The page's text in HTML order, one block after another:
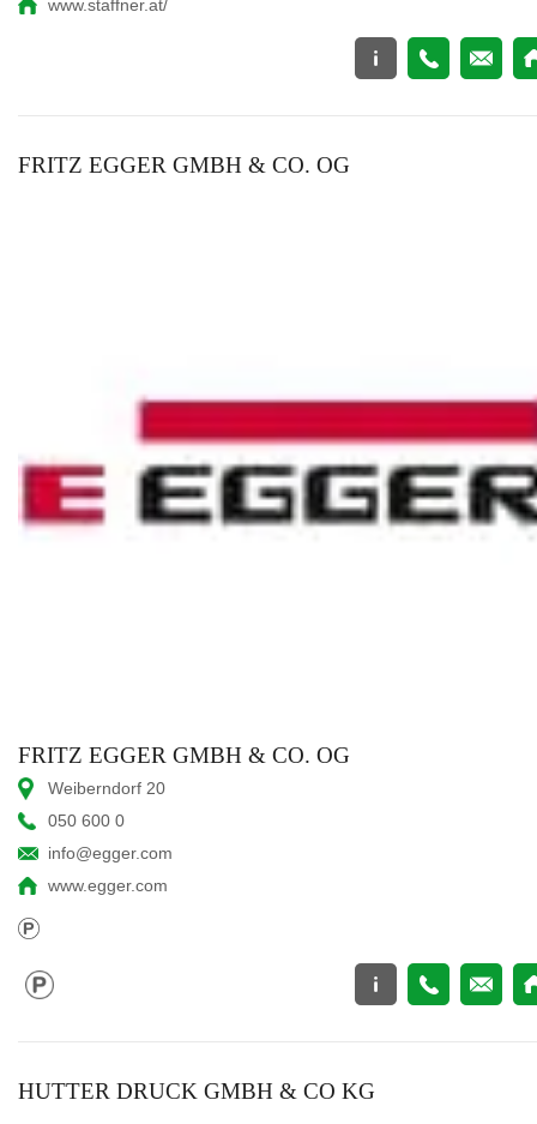
www.staffner.at/
FRITZ EGGER GMBH & CO. OG
FRITZ EGGER GMBH & CO. OG
Weiberndorf 20
050 600 0
info@egger.com
www.egger.com
HUTTER DRUCK GMBH & CO KG